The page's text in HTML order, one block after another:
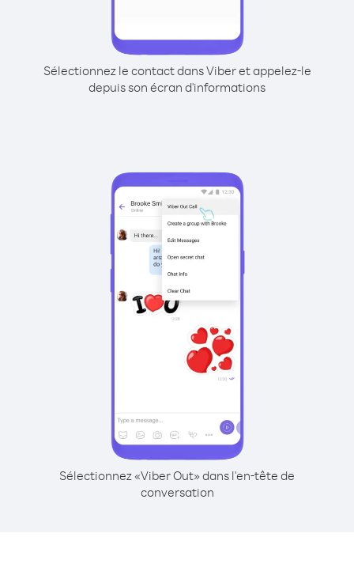
Sélectionnez le contact dans Viber et appelez-le
depuis son écran d'informations
Sélectionnez «Viber Out» dans l'en-tête de
conversation